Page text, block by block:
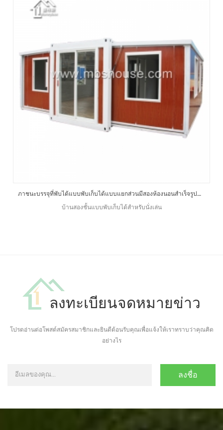
ภาชนะบรรจุที่พับได้แบบพับเก็บได้แบบแยกส่วนมีสองห้องนอนสำเร็จรูปสำหรับขาย
บ้านสองชั้นแบบพับเก็บได้สำหรับนั่งเล่น
ลงทะเบียนจดหมายข่าว
โปรดอ่านต่อโพสต์สมัครสมาชิกและยินดีต้อนรับคุณเพื่อแจ้งให้เราทราบว่าคุณคิด
อย่างไร